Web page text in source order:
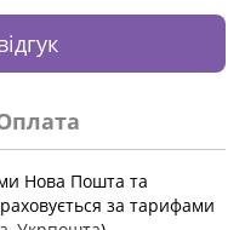
Нова Пошта та
за тарифами